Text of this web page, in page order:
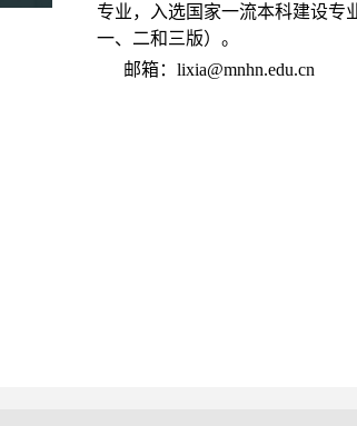
专业，入选国家一流本科建设专
一、二和三版）。
邮箱： lixia@mnhn.edu.cn